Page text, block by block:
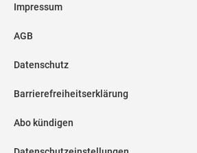
Impressum
AGB
Datenschutz
Barrierefreiheitserklärung
Abo kündigen